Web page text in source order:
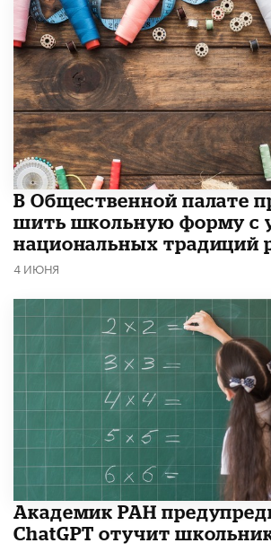
В Общественной палате
шить школьную форму с
национальных традиций
4 ИЮНЯ
Академик РАН
ChatGPT отучит